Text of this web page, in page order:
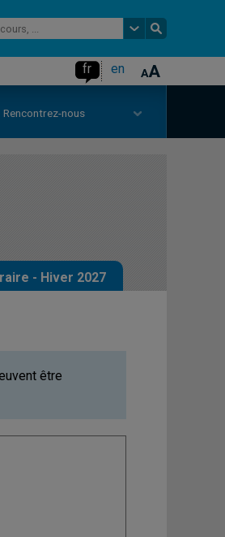
fr en
Rencontrez-nous
- Hiver 2027
être